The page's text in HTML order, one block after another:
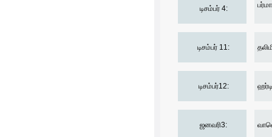
டிசம்பர் 4:
டிசம்பர் 11:
டிசம்பர்12:
ஜனவரி3: